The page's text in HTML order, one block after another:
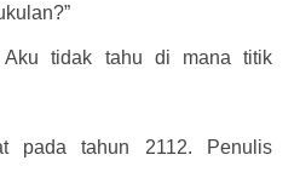
Aku tidak tahu di mana titik
pada tahun 2112. Penulis